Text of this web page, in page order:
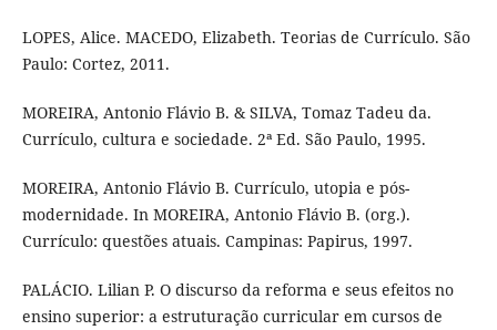
LOPES, Alice. MACEDO, Elizabeth. Teorias de Currículo. São
Paulo: Cortez, 2011.
MOREIRA, Antonio Flávio B. & SILVA, Tomaz Tadeu da.
Currículo, cultura e sociedade. 2ª Ed. São Paulo, 1995.
MOREIRA, Antonio Flávio B. Currículo, utopia e pós-
modernidade. In MOREIRA, Antonio Flávio B. (org.).
Currículo: questões atuais. Campinas: Papirus, 1997.
PALÁCIO. Lilian P. O discurso da reforma e seus efeitos no
ensino superior: a estruturação curricular em cursos de